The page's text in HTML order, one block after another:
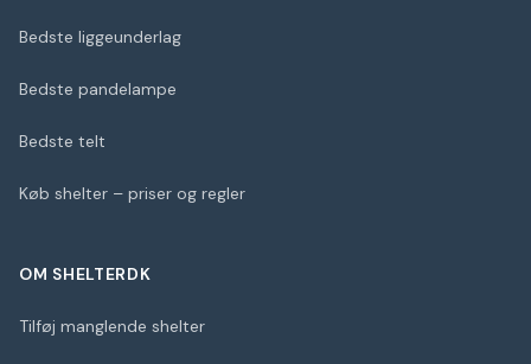
Bedste liggeunderlag
Bedste pandelampe
Bedste telt
Køb shelter – priser og regler
OM SHELTERDK
Tilføj manglende shelter